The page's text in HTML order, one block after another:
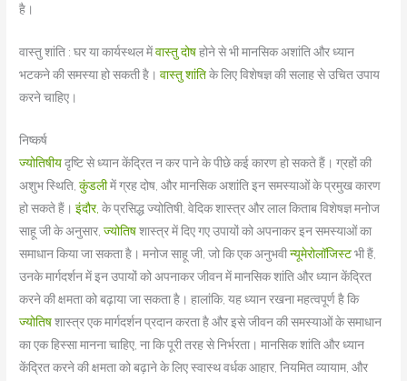
है।
वास्तु शांति : घर या कार्यस्थल मेंवास्तु दोषहोने से भी मानसिक अशांति और ध्यान
भटकने की समस्या हो सकती है।वास्तु शांतिके लिए विशेषज्ञ की सलाह से उचित उपाय
करने चाहिए।
निष्कर्ष
ज्योतिषीयदृष्टि से ध्यान केंद्रित न कर पाने के पीछे कई कारण हो सकते हैं। ग्रहों की
अशुभ स्थिति,कुंडलीमें ग्रह दोष, और मानसिक अशांति इन समस्याओं के प्रमुख कारण
हो सकते हैं।इंदौर,के प्रसिद्ध ज्योतिषी, वेदिक शास्त्र और लाल किताब विशेषज्ञ मनोज
साहू जी के अनुसार,ज्योतिषशास्त्र में दिए गए उपायों को अपनाकर इन समस्याओं का
समाधान किया जा सकता है। मनोज साहू जी, जो कि एक अनुभवीन्यूमेरोलॉजिस्टभी हैं,
उनके मार्गदर्शन में इन उपायों को अपनाकर जीवन में मानसिक शांति और ध्यान केंद्रित
करने की क्षमता को बढ़ाया जा सकता है। हालांकि, यह ध्यान रखना महत्वपूर्ण है कि
ज्योतिषशास्त्र एक मार्गदर्शन प्रदान करता है और इसे जीवन की समस्याओं के समाधान
का एक हिस्सा मानना चाहिए, ना कि पूरी तरह से निर्भरता। मानसिक शांति और ध्यान
केंद्रित करने की क्षमता को बढ़ाने के लिए स्वास्थ वर्धक आहार, नियमित व्यायाम, और